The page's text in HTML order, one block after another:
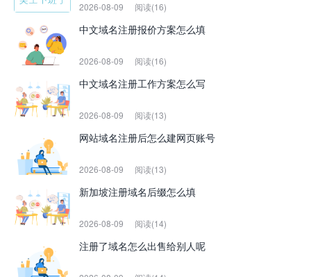
2026-08-09 阅读(16)
中文域名注册报价方案怎么填
2026-08-09 阅读(16)
中文域名注册工作方案怎么写
2026-08-09 阅读(13)
网站域名注册后怎么建网页账号
2026-08-09 阅读(13)
新加坡注册域名后缀怎么填
2026-08-09 阅读(14)
注册了域名怎么出售给别人呢